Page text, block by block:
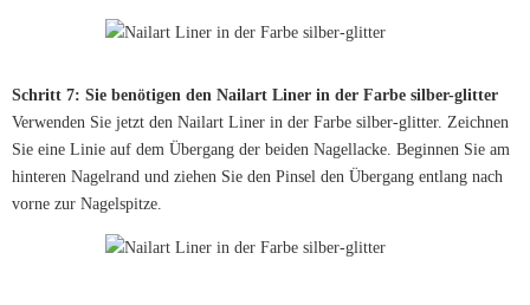
Schritt 7: Sie benötigen den Nailart Liner in der Farbe silber-glitter
Verwenden Sie jetzt den Nailart Liner in der Farbe silber-glitter. Zeichnen
Sie eine Linie auf dem Übergang der beiden Nagellacke. Beginnen Sie am
hinteren Nagelrand und ziehen Sie den Pinsel den Übergang entlang nach
vorne zur Nagelspitze.